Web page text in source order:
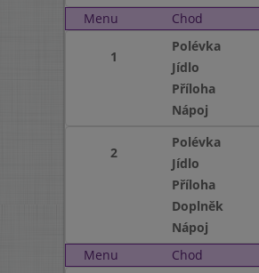
Menu
Chod
1
Polévka
Jídlo
Příloha
Nápoj
2
Polévka
Jídlo
Příloha
Doplněk
Nápoj
Menu
Chod